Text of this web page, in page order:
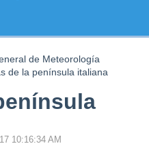
de Meteorología
de la península italiana
10:16:34 AM